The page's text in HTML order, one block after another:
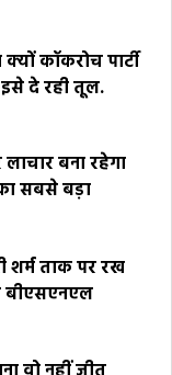
कॉकरोच पार्टी
दे रही तूल.
बना रहेगा
सबसे बड़ा
शर्म ताक पर रख